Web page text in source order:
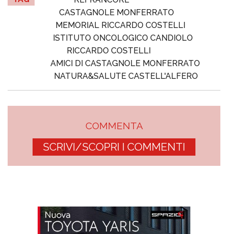
CASTAGNOLE MONFERRATO
MEMORIAL RICCARDO COSTELLI
ISTITUTO ONCOLOGICO CANDIOLO
RICCARDO COSTELLI
AMICI DI CASTAGNOLE MONFERRATO
NATURA&SALUTE CASTELL'ALFERO
COMMENTA
SCRIVI/SCOPRI I COMMENTI